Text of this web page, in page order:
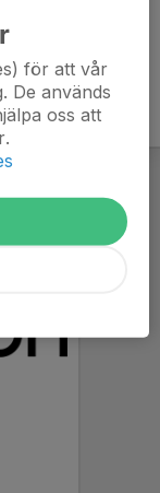
för att vår
De används
oss att